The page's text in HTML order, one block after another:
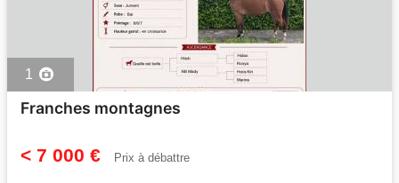
1
Franches montagnes
< 7 000 € Prix à débattre